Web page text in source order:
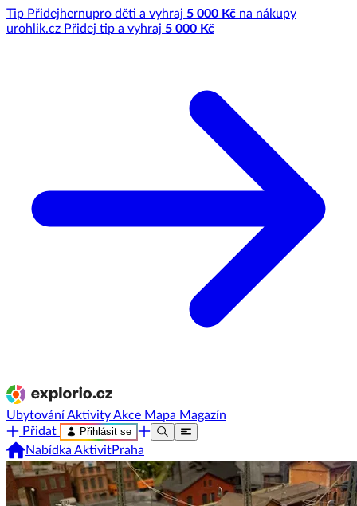
Tip Přidejhernupro děti a vyhraj 5 000 Kč na nákupy
urohlik.cz Přidej tip a vyhraj 5 000 Kč
UbytováníAktivityAkce Mapa Magazín
Přidat
Přihlásit se
Nabídka AktivitPraha